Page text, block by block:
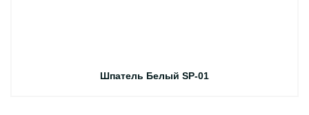
Шпатель Белый SP-01